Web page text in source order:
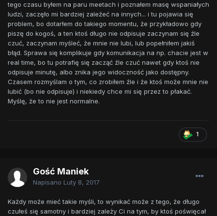
tego czasu byłem na paru meetach i poznałem masę wspaniałych
ludzi, zaczęło mi bardziej zależeć na innych... i tu pojawia się
problem, bo dotarłem do takiego momentu, że przykładowo gdy
piszę do kogoś, a ten ktoś długo nie odpisuje zaczynam się źle
czuć, zaczynam myśleć, że mnie nie lubi, lub popełniłem jakiś
błąd. Sprawa się komplikuje gdy komunikacja na np. chacie jest w
real time, bo tu potrafię się zacząć źle czuć nawet gdy ktoś nie
odpisuje minutę, albo znika jego widoczność jako dostępny.
Czasem rozmyślam o tym, co zrobiłem źle i że ktoś może mnie nie
lubić (bo nie odpisuje) i niekiedy chce mi się przez to płakać.
Myślę, że to nie jest normalne.
1
Gość Maniek
Napisano Luty 8, 2017
Każdy może mieć takie myśli, to wynikać może z tego, że długo
czułeś się samotny i bardziej zależy Ci na tym, by ktoś poświęcał